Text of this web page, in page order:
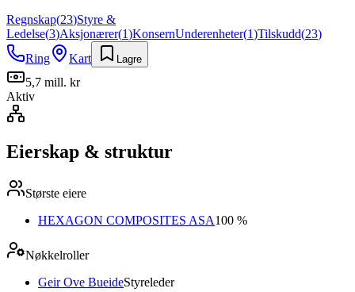
Regnskap(23)Styre &
Ledelse(3)Aksjonærer(1)KonsernUnderenheter(1)Tilskudd(23)
Ring
Kart Lagre
5,7 mill. kr
Aktiv
Eierskap & struktur
Største eiere
HEXAGON COMPOSITES ASA100 %
Nøkkelroller
Geir Ove BueideStyreleder